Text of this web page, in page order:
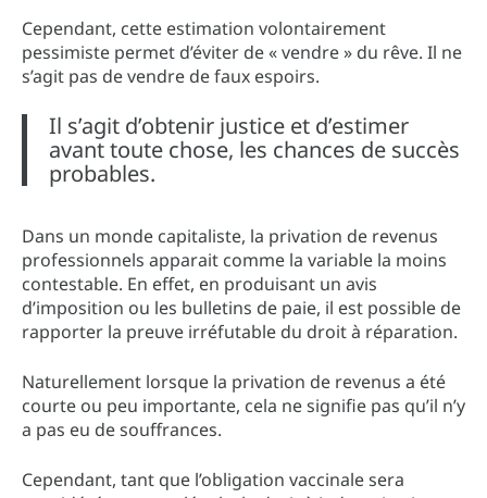
Cependant, cette estimation volontairement
pessimiste permet d’éviter de « vendre » du rêve. Il ne
s’agit pas de vendre de faux espoirs.
Il s’agit d’obtenir justice et d’estimer
avant toute chose, les chances de succès
probables.
Dans un monde capitaliste, la privation de revenus
professionnels apparait comme la variable la moins
contestable. En effet, en produisant un avis
d’imposition ou les bulletins de paie, il est possible de
rapporter la preuve irréfutable du droit à réparation.
Naturellement lorsque la privation de revenus a été
courte ou peu importante, cela ne signifie pas qu’il n’y
a pas eu de souffrances.
Cependant, tant que l’obligation vaccinale sera